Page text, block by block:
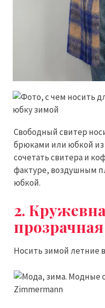
Свободный свитер
брюками или юбкой
сочетать свитера и
фактуре, воздушным
юбкой.
2.
Носить зимой летние